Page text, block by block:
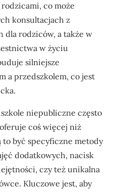
co może
konsultacjach z
dla rodziców, a także w
w życiu
silniejsze
a przedszkolem, co jest
niepubliczne często
coś więcej niż
to być specyficzne metody
dodatkowych, nacisk
czy też unikalna
Kluczowe jest, aby